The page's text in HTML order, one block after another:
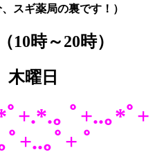
スギ薬局の裏です！）
（10時～20時）
曜日
+.*.｡ ﾟ+..｡*ﾟ+
+..｡ﾟ+ ゜